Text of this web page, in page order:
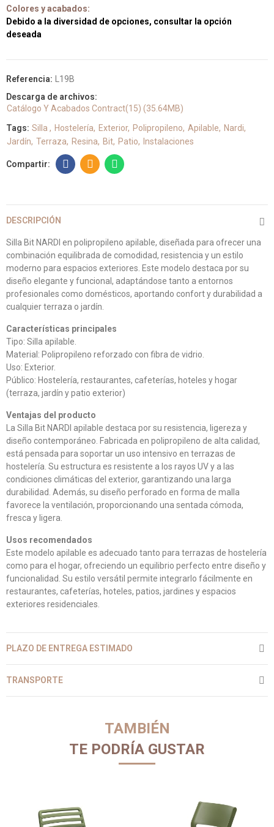
Colores y acabados:
Debido a la diversidad de opciones, consultar la opción
deseada
Referencia:
L19B
Descarga de archivos:
Catálogo Y Acabados Contract(15) (35.64MB)
Tags: Silla Hostelería Exterior Polipropileno Apilable
Nardi
Jardín Terraza Resina Bit Patio Instalaciones
DESCRIPCIÓN
Silla Bit NARDI en polipropileno apilable, diseñada para ofrecer una
combinación equilibrada de comodidad, resistencia y un estilo
moderno para espacios exteriores. Este modelo destaca por su
diseño elegante y funcional, adaptándose tanto a entornos
profesionales como domésticos, aportando confort y durabilidad a
cualquier terraza o jardín.
Características principales
Tipo: Silla apilable.
Material: Polipropileno reforzado con fibra de vidrio.
Uso: Exterior.
Público: Hostelería, restaurantes, cafeterías, hoteles y hogar
(terraza, jardín y patio exterior)
Ventajas del producto
La Silla Bit NARDI apilable destaca por su resistencia, ligereza y
diseño contemporáneo. Fabricada en polipropileno de alta calidad,
está pensada para soportar un uso intensivo en terrazas de
hostelería. Su estructura es resistente a los rayos UV y a las
condiciones climáticas del exterior, garantizando una larga
durabilidad. Además, su diseño perforado en forma de malla
favorece la ventilación, proporcionando una sentada cómoda,
fresca y ligera.
Usos recomendados
Este modelo apilable es adecuado tanto para terrazas de hostelería
como para el hogar, ofreciendo un equilibrio perfecto entre diseño y
funcionalidad. Su estilo versátil permite integrarlo fácilmente en
restaurantes, cafeterías, hoteles, patios, jardines y espacios
exteriores residenciales.
PLAZO DE ENTREGA ESTIMADO
TRANSPORTE
TAMBIÉN
TE PODRÍA GUSTAR